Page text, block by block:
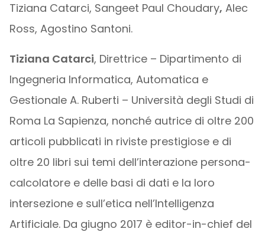
Tiziana Catarci, Sangeet Paul Choudary, Alec
Ross, Agostino Santoni.
Tiziana Catarci, Direttrice – Dipartimento di
Ingegneria Informatica, Automatica e
Gestionale A. Ruberti – Università degli Studi di
Roma La Sapienza, nonché autrice di oltre 200
articoli pubblicati in riviste prestigiose e di
oltre 20 libri sui temi dell’interazione persona-
calcolatore e delle basi di dati e la loro
intersezione e sull’etica nell’Intelligenza
Artificiale. Da giugno 2017 è editor-in-chief del